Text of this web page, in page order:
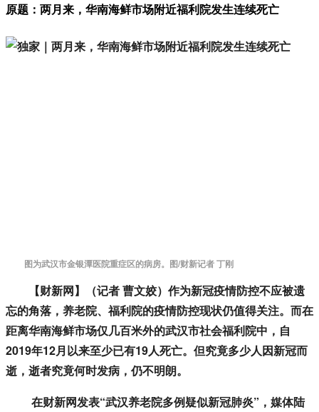
原题：两月来，华南海鲜市场附近福利院发生连续死亡
图为武汉市金银潭医院重症区的病房。图/财新记者 丁刚
【财新网】（记者 曹文姣） 作为新冠疫情防控不应被遗
忘的角落，养老院、福利院的疫情防控现状仍值得关注。而在
距离华南海鲜市场仅几百米外的武汉市社会福利院中，自
2019年12月以来至少已有19人死亡。但究竟多少人因新冠而
逝，逝者究竟何时发病，仍不明朗。
在财新网发表“武汉养老院多例疑似新冠肺炎”，媒体陆